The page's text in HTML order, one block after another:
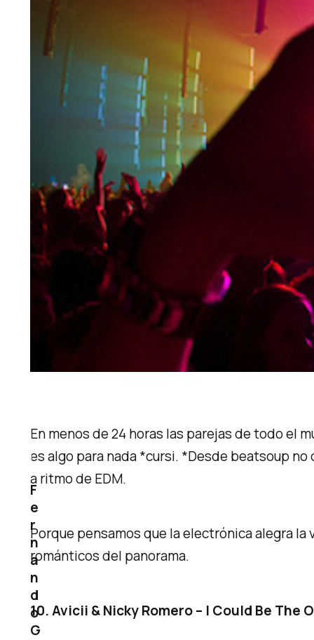
En menos de 24 horas las parejas de todo el
es algo para nada *cursi. *Desde beatsoup
a ritmo de EDM.
Porque pensamos que la electrónica alegra
románticos del panorama.
10. Avicii & Nicky Romero – I Could Be The
F
e
r
n
a
n
d
o
G